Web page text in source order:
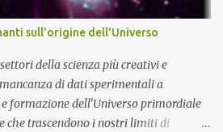
sull'origine dell'Universo
della scienza più creativi e
di dati sperimentali a
formazione dell'Universo primordiale
che trascendono i nostri limiti di